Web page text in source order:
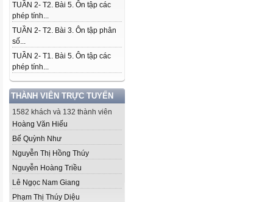
TUẦN 2- T2. Bài 5. Ôn tập các
phép tính...
TUẦN 2- T2. Bài 3. Ôn tập phân
số...
TUẦN 2- T1. Bài 5. Ôn tập các
phép tính...
THÀNH VIÊN TRỰC TUYẾN
1582 khách và 132 thành viên
Hoàng Văn Hiếu
Bế Quỳnh Như
Nguyễn Thị Hồng Thúy
Nguyễn Hoàng Triều
Lê Ngọc Nam Giang
Phạm Thị Thúy Diệu